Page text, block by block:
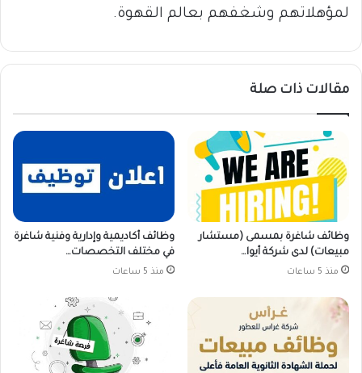
لمؤهلاتهم وشغفهم بعالم القهوة.
مقالات ذات صلة
وظائف شاغرة بمسمى (مستشار
مبيعات) لدى شركة أيوا…
منذ 5 ساعات
وظائف أكاديمية وإدارية وفنية شاغرة
في مختلف التخصصات…
منذ 5 ساعات